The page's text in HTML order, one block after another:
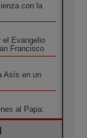
con la
el Evangelio
Francisco
Asís en un
al Papa: